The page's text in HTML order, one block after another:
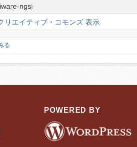
ngsi
リエイティブ・コモンズ 表示
る
POWERED BY